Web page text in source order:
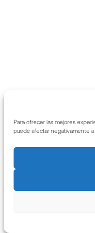
Para ofrecer las mejores
puede afectar negativamente